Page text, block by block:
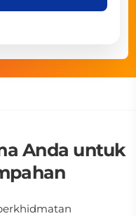
Anda untuk